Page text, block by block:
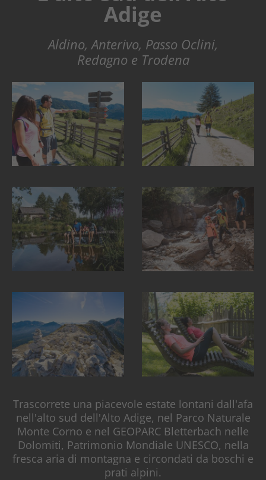
Adige
Aldino, Anterivo, Passo Oclini,
Redagno e Trodena
Trascorrete una piacevole estate lontani dall'afa
nell'alto sud dell'Alto Adige, nel Parco Naturale
Monte Corno e nel GEOPARC Bletterbach nelle
Dolomiti, Patrimonio Mondiale UNESCO, nella
fresca aria di montagna e circondati da boschi e
prati alpini.